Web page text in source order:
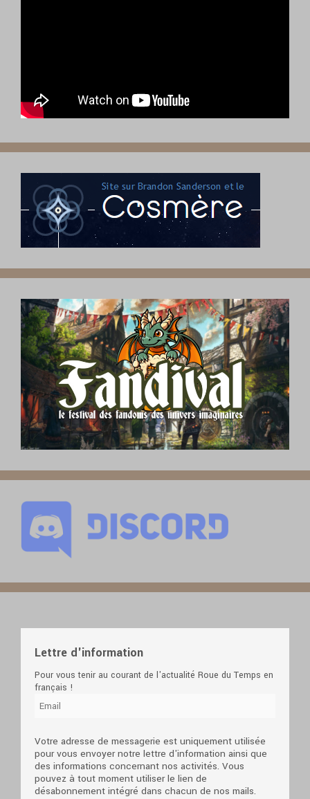
Lettre d'information
Pour vous tenir au courant de l'actualité Roue du Temps en
français !
Votre adresse de messagerie est uniquement utilisée
pour vous envoyer notre lettre d'information ainsi que
des informations concernant nos activités. Vous
pouvez à tout moment utiliser le lien de
désabonnement intégré dans chacun de nos mails.